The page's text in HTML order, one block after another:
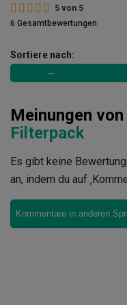
5 von 5
6 Gesamtbewertungen
Sortiere nach:
Meinungen von
Filterpack
Es gibt keine
an, indem du auf
Kommentare in anderen